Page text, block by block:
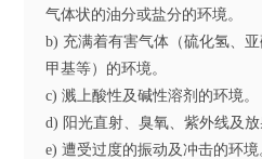
气体状的油分或盐分的环境。
b) 充满着有害气体（硫化氢、
甲基等）的环境。
c) 溅上酸性及碱性溶剂的环境。
d) 阳光直射、臭氧、紫外线及放
e) 遭受过度的振动及冲击的环境